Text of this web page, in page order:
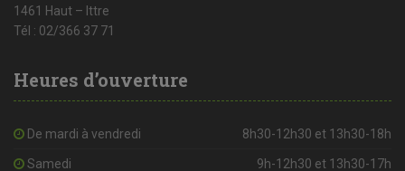
1461 Haut – Ittre
Tél : 02/366 37 71
Heures d’ouverture
De mardi à vendredi 8h30-12h30 et 13h30-18h
Samedi 9h-12h30 et 13h30-17h